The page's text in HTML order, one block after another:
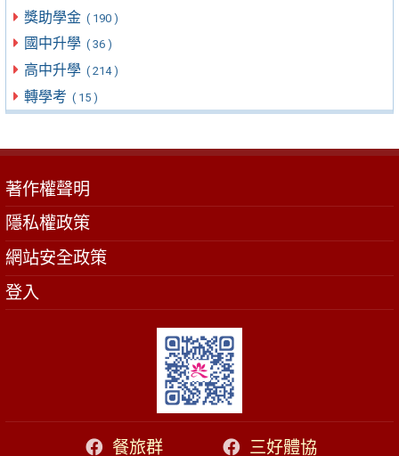
獎助學金 ( 190 )
國中升學 ( 36 )
高中升學 ( 214 )
轉學考 ( 15 )
著作權聲明
隱私權政策
網站安全政策
登入
餐旅群 三好體協